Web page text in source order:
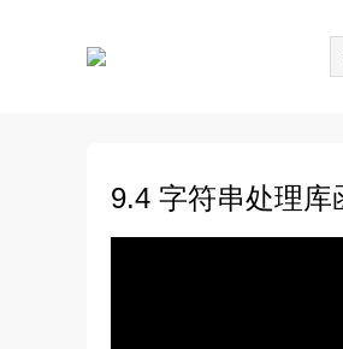
9.4 字符串处理库